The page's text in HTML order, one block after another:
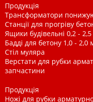
Продукція
Трансформатори
Станції для прогріву
Ящики будівельні 0,2 -
Бадді для бетону 1,0 - 2,0
Стіл муляра
Верстати для рубки
запчастини
Продукція
Ножі для рубки